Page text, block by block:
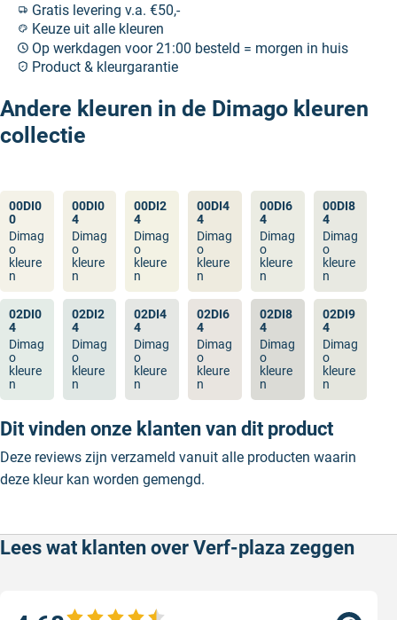
Gratis levering v.a. €50,-
Keuze uit alle kleuren
Op werkdagen voor 21:00 besteld = morgen in huis
Product & kleurgarantie
Andere kleuren in de Dimago kleuren
collectie
00DI0
0
Dimag
o
kleure
n
00DI0
4
Dimag
o
kleure
n
00DI2
4
Dimag
o
kleure
n
00DI4
4
Dimag
o
kleure
n
00DI6
4
Dimag
o
kleure
n
00DI8
4
Dimag
o
kleure
n
02DI0
4
Dimag
o
kleure
n
02DI2
4
Dimag
o
kleure
n
02DI4
4
Dimag
o
kleure
n
02DI6
4
Dimag
o
kleure
n
02DI8
4
Dimag
o
kleure
n
02DI9
4
Dimag
o
kleure
n
Dit vinden onze klanten van dit product
Deze reviews zijn verzameld vanuit alle producten waarin
deze kleur kan worden gemengd.
Lees wat klanten over Verf-plaza zeggen